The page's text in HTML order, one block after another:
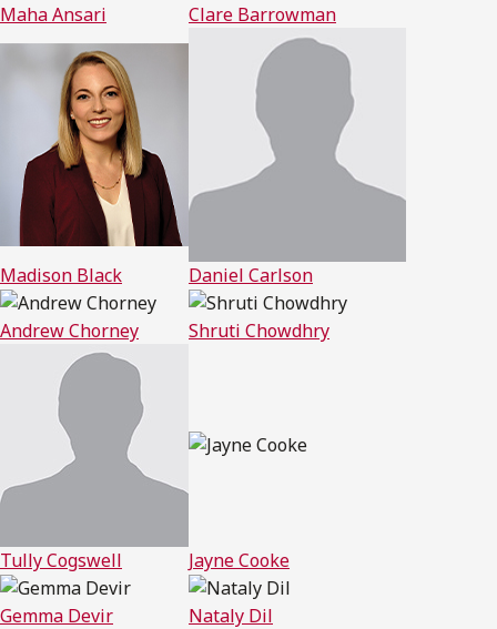
Maha Ansari Clare Barrowman
Madison Black Daniel Carlson
Andrew Chorney Shruti Chowdhry
Tully Cogswell Jayne Cooke
Gemma Devir Nataly Dil